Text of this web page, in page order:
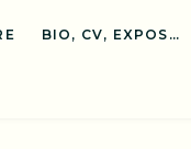
BIO, CV, EXPOS…